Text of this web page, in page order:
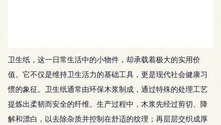
卫生纸，这一日常生活中的小物件，却承载着极大的实用价
值。它不仅是维持卫生活力的基础工具，更是现代社会健康习
惯的象征。卫生纸通常由环保木浆制成，通过特殊的处理工艺
提炼出柔韧而安全的纤维。生产过程中，木浆先经过剪切、降
解和漂白，以去除杂质并控制在舒适的纹理；再层层交织成厚